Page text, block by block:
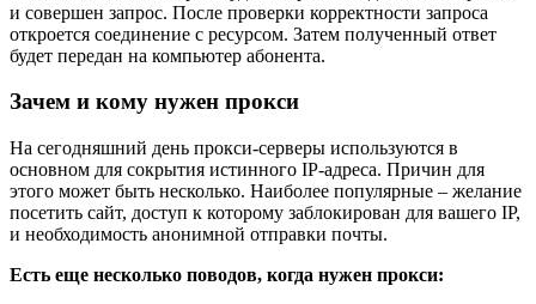
и совершен запрос. После проверки корректности запроса
откроется соединение с ресурсом. Затем полученный ответ
будет передан на компьютер абонента.
Зачем и кому нужен прокси
На сегодняшний день прокси-серверы используются в
основном для сокрытия истинного IP-адреса. Причин для
этого может быть несколько. Наиболее популярные – желание
посетить сайт, доступ к которому заблокирован для вашего IP,
и необходимость анонимной отправки почты.
Есть еще несколько поводов, когда нужен прокси: